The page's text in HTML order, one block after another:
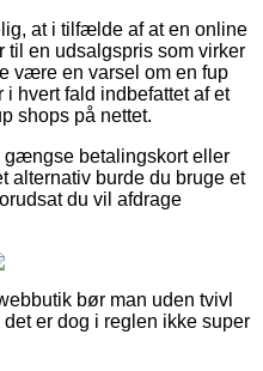
at i tilfælde af at en online
en udsalgspris som virker
være en varsel om en fup
hvert fald indbefattet af et
shops på nettet.
gængse betalingskort eller
alternativ burde du bruge et
du vil afdrage
bør man uden tvivl
er dog i reglen ikke super